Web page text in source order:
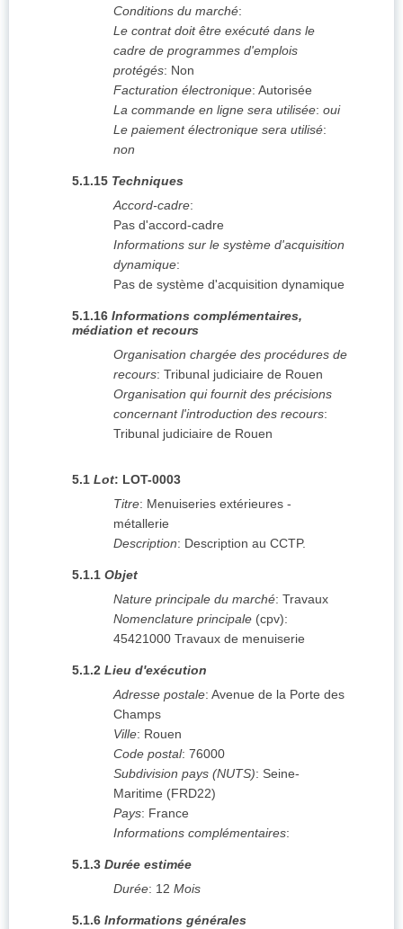
Conditions du marché:
Le contrat doit être exécuté dans le
cadre de programmes d'emplois
protégés: Non
Facturation électronique: Autorisée
La commande en ligne sera utilisée: oui
Le paiement électronique sera utilisé:
non
5.1.15 Techniques
Accord-cadre:
Pas d'accord-cadre
Informations sur le système d'acquisition
dynamique:
Pas de système d'acquisition dynamique
5.1.16 Informations complémentaires,
médiation et recours
Organisation chargée des procédures de
recours: Tribunal judiciaire de Rouen
Organisation qui fournit des précisions
concernant l'introduction des recours:
Tribunal judiciaire de Rouen
5.1 Lot: LOT-0003
Titre: Menuiseries extérieures -
métallerie
Description: Description au CCTP.
5.1.1 Objet
Nature principale du marché: Travaux
Nomenclature principale (cpv):
45421000 Travaux de menuiserie
5.1.2 Lieu d'exécution
Adresse postale: Avenue de la Porte des
Champs
Ville: Rouen
Code postal: 76000
Subdivision pays (NUTS): Seine-
Maritime (FRD22)
Pays: France
Informations complémentaires:
5.1.3 Durée estimée
Durée: 12 Mois
5.1.6 Informations générales